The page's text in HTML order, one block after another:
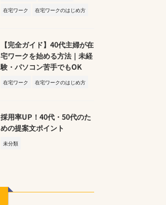
在宅ワーク
在宅ワークのはじめ方
【完全ガイド】40代主婦が在
宅ワークを始める方法｜未経
験・パソコン苦手でもOK
在宅ワーク 在宅ワークのはじめ方
採用率UP！40代・50代のた
めの提案文ポイント
未分類